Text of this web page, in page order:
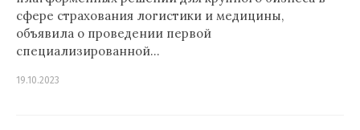
сфере страхования логистики и медицины,
объявила о проведении первой
специализированной…
19.10.2023